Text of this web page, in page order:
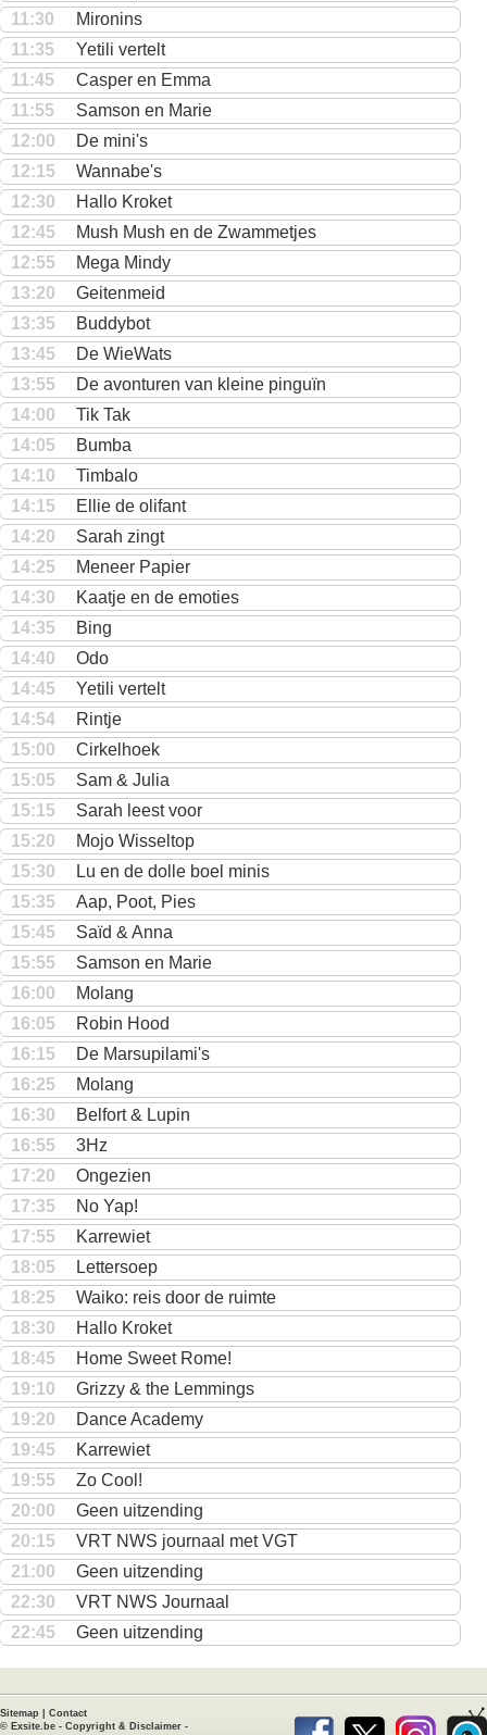
11:30
Mironins
11:35
Yetili vertelt
11:45
Casper en Emma
11:55
Samson en Marie
12:00
De mini's
12:15
Wannabe's
12:30
Hallo Kroket
12:45
Mush Mush en de Zwammetjes
12:55
Mega Mindy
13:20
Geitenmeid
13:35
Buddybot
13:45
De WieWats
13:55
De avonturen van kleine pinguïn
14:00
Tik Tak
14:05
Bumba
14:10
Timbalo
14:15
Ellie de olifant
14:20
Sarah zingt
14:25
Meneer Papier
14:30
Kaatje en de emoties
14:35
Bing
14:40
Odo
14:45
Yetili vertelt
14:54
Rintje
15:00
Cirkelhoek
15:05
Sam & Julia
15:15
Sarah leest voor
15:20
Mojo Wisseltop
15:30
Lu en de dolle boel minis
15:35
Aap, Poot, Pies
15:45
Saïd & Anna
15:55
Samson en Marie
16:00
Molang
16:05
Robin Hood
16:15
De Marsupilami's
16:25
Molang
16:30
Belfort & Lupin
16:55
3Hz
17:20
Ongezien
17:35
No Yap!
17:55
Karrewiet
18:05
Lettersoep
18:25
Waiko: reis door de ruimte
18:30
Hallo Kroket
18:45
Home Sweet Rome!
19:10
Grizzy & the Lemmings
19:20
Dance Academy
19:45
Karrewiet
19:55
Zo Cool!
20:00
Geen uitzending
20:15
VRT NWS journaal met VGT
21:00
Geen uitzending
22:30
VRT NWS Journaal
22:45
Geen uitzending
Sitemap
Contact
© Exsite.be - Copyright & Disclaimer -